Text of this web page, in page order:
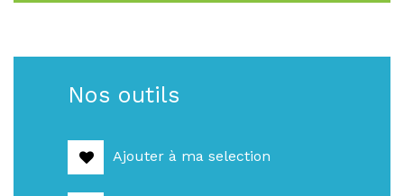
Nos outils
Ajouter à ma selection